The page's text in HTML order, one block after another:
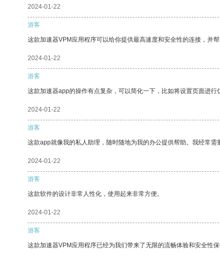
2024-01-22
游客
这款加速器VPM应用程序可以给你提供最高速度和安全性的连接，并帮
2024-01-22
游客
这款加速器app的操作有点复杂，可以简化一下，比如将设置页面进行
2024-01-22
游客
这款app就像我的私人助理，随时随地为我的办公提供帮助。我经常
2024-01-22
游客
这款软件的设计非常人性化，使用起来非常方便。
2024-01-22
游客
这款加速器VPM应用程序已经为我们带来了无限的流畅体验和安全性保